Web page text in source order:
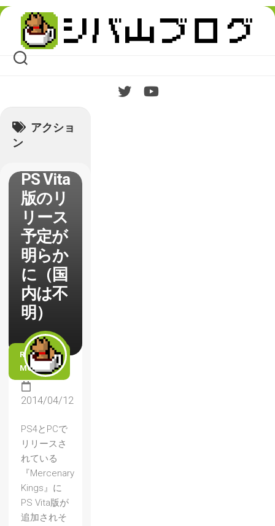
Skip
content
アクショ
ン
【Mer
cenary
】クロ
スバイ
に対応
PS Vita
版のリ
リース
予定が
明らか
に（国
内は不
明）
READ
MORE
2014/04/12
PS4とPCで
リリースさ
れている
『Mercenary
Kings』に
PS Vita版が
追加されそ